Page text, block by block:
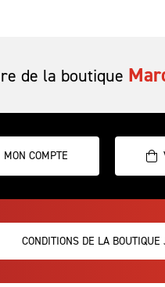
de la boutique
MON COMPTE
CONDITIONS DE LA